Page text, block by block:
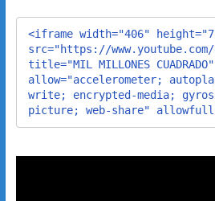
<iframe width="406"
src="https://www.youtube.com/
title="MIL MILLONES
allow="accelerometer;
write; encrypted-media;
picture; web-share"